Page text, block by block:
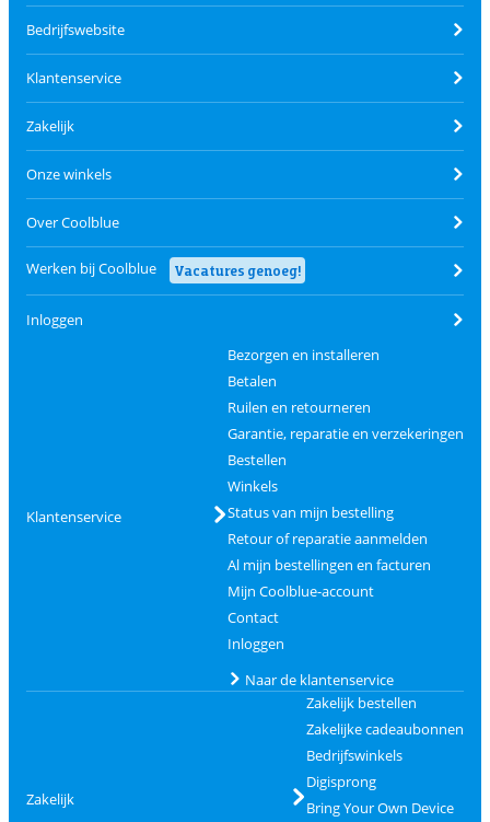
Bedrijfswebsite
Klantenservice
Zakelijk
Onze winkels
Over Coolblue
Werken bij Coolblue Vacatures genoeg!
Inloggen
Klantenservice
Bezorgen en installeren
Betalen
Ruilen en retourneren
Garantie, reparatie en verzekeringen
Bestellen
Winkels
Status van mijn bestelling
Retour of reparatie aanmelden
Al mijn bestellingen en facturen
Mijn Coolblue-account
Contact
Inloggen
Naar de klantenservice
Zakelijk
Zakelijk bestellen
Zakelijke cadeaubonnen
Bedrijfswinkels
Digisprong
Bring Your Own Device